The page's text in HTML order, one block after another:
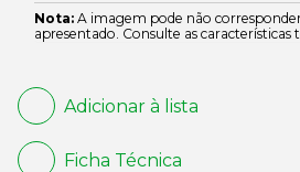
Nota: A imagem pode não
apresentado. Consulte as características
Adicionar à lista
Ficha Técnica